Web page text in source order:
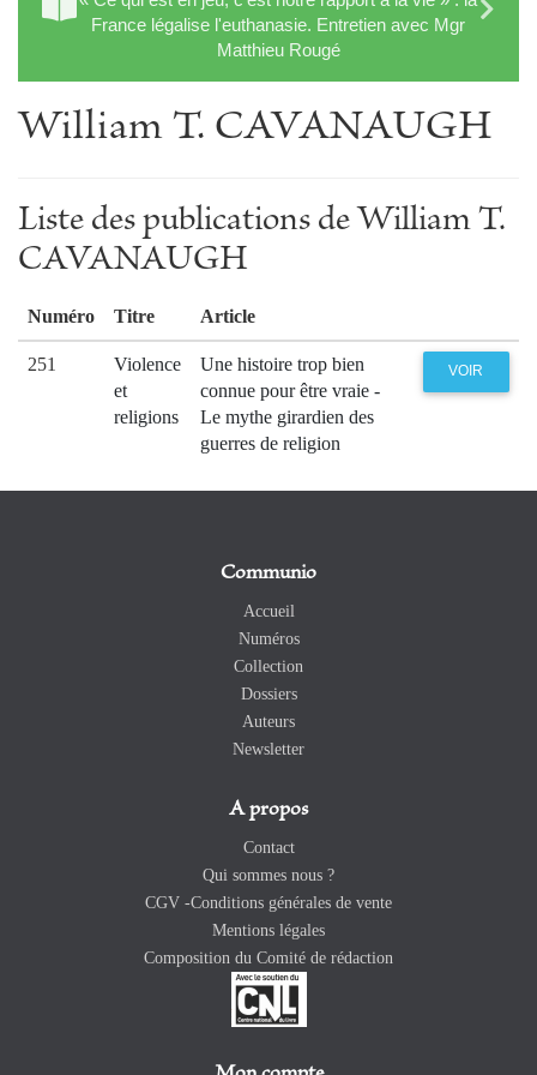
France légalise l'euthanasie. Entretien avec Mgr
Matthieu Rougé
William T. CAVANAUGH
Liste des publications de William T.
CAVANAUGH
Numéro Titre Article
251
Violence
et
religions
Une histoire trop bien
connue pour être vraie -
Le mythe girardien des
guerres de religion
VOIR
Communio
Accueil
Numéros
Collection
Dossiers
Auteurs
Newsletter
A propos
Contact
Qui sommes nous ?
CGV -Conditions générales de vente
Mentions légales
Composition du Comité de rédaction